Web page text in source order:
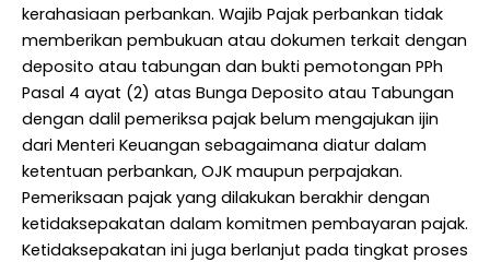
kerahasiaan perbankan. Wajib Pajak perbankan tidak
memberikan pembukuan atau dokumen terkait dengan
deposito atau tabungan dan bukti pemotongan PPh
Pasal 4 ayat (2) atas Bunga Deposito atau Tabungan
dengan dalil pemeriksa pajak belum mengajukan ijin
dari Menteri Keuangan sebagaimana diatur dalam
ketentuan perbankan, OJK maupun perpajakan.
Pemeriksaan pajak yang dilakukan berakhir dengan
ketidaksepakatan dalam komitmen pembayaran pajak.
Ketidaksepakatan ini juga berlanjut pada tingkat proses